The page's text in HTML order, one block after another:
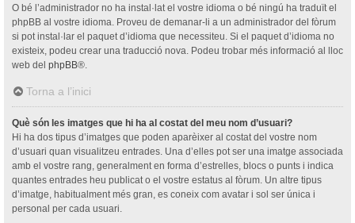
O bé l’administrador no ha instal·lat el vostre idioma o bé ningú ha traduït el
phpBB al vostre idioma. Proveu de demanar-li a un administrador del fòrum
si pot instal·lar el paquet d’idioma que necessiteu. Si el paquet d’idioma no
existeix, podeu crear una traducció nova. Podeu trobar més informació al lloc
web del phpBB®.
Torna a l’inici
Què són les imatges que hi ha al costat del meu nom d’usuari?
Hi ha dos tipus d’imatges que poden aparèixer al costat del vostre nom
d’usuari quan visualitzeu entrades. Una d’elles pot ser una imatge associada
amb el vostre rang, generalment en forma d’estrelles, blocs o punts i indica
quantes entrades heu publicat o el vostre estatus al fòrum. Un altre tipus
d’imatge, habitualment més gran, es coneix com avatar i sol ser única i
personal per cada usuari.